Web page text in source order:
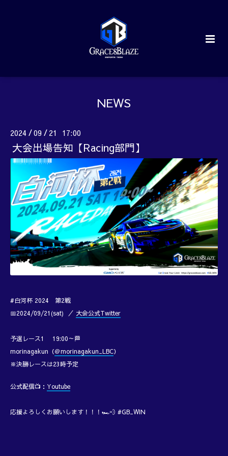
NEWS
2024 /09 / 21 17:00
大会出場告知【Racing部門】
#白河杯 2024 第2戦
📅2024/09/21(sat) ／ 大会公式Twitter
予選レース1 19:00～🏁
morinagakun（＠morinagakun_LBC）
※決勝レースは23時予定
公式配信📺： Youtube
応援よろしくお願いします！！！🏎️💨 #GB_WIN